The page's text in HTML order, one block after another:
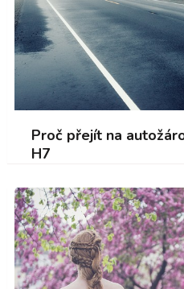
Proč přejít na
H7